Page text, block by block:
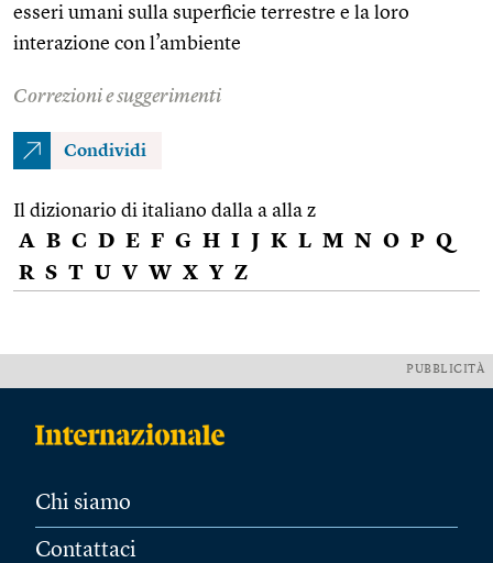
esseri umani sulla superficie terrestre e la loro
interazione con l’ambiente
Correzioni e suggerimenti
Condividi
Il dizionario di italiano dalla a alla z
A B C D E F G H I J K L M N O P Q
R S T U V W X Y Z
PUBBLICITÀ
Chi siamo
Contattaci